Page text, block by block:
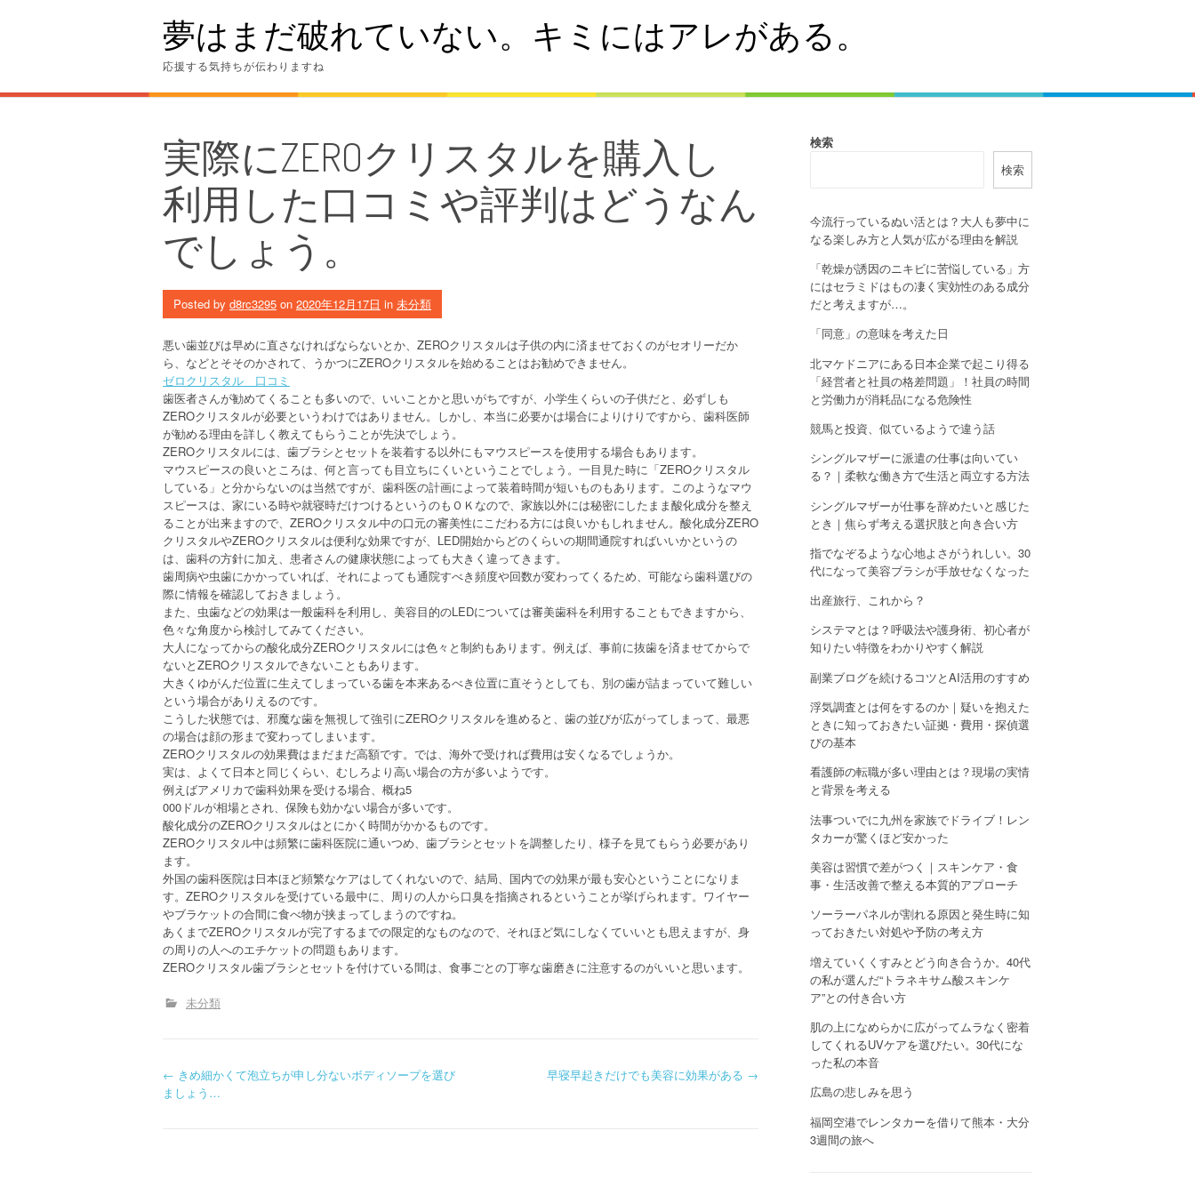
夢はまだ破れていない。キミにはアレがある。
応援する気持ちが伝わりますね
実際にZEROクリスタルを購入し
利用した口コミや評判はどうなん
でしょう。
Posted by d8rc3295 on 2020年12月17日 in 未分類
悪い歯並びは早めに直さなければならないとか、ZEROクリスタルは子供の内に済ませておくのがセオリーだか
ら、などとそそのかされて、うかつにZEROクリスタルを始めることはお勧めできません。
ゼロクリスタル 口コミ
歯医者さんが勧めてくることも多いので、いいことかと思いがちですが、小学生くらいの子供だと、必ずしも
ZEROクリスタルが必要というわけではありません。しかし、本当に必要かは場合によりけりですから、歯科医師
が勧める理由を詳しく教えてもらうことが先決でしょう。
ZEROクリスタルには、歯ブラシとセットを装着する以外にもマウスピースを使用する場合もあります。
マウスピースの良いところは、何と言っても目立ちにくいということでしょう。一目見た時に「ZEROクリスタル
している」と分からないのは当然ですが、歯科医の計画によって装着時間が短いものもあります。このようなマウ
スピースは、家にいる時や就寝時だけつけるというのもＯＫなので、家族以外には秘密にしたまま酸化成分を整え
ることが出来ますので、ZEROクリスタル中の口元の審美性にこだわる方には良いかもしれません。酸化成分ZERO
クリスタルやZEROクリスタルは便利な効果ですが、LED開始からどのくらいの期間通院すればいいかというの
は、歯科の方針に加え、患者さんの健康状態によっても大きく違ってきます。
歯周病や虫歯にかかっていれば、それによっても通院すべき頻度や回数が変わってくるため、可能なら歯科選びの
際に情報を確認しておきましょう。
また、虫歯などの効果は一般歯科を利用し、美容目的のLEDについては審美歯科を利用することもできますから、
色々な角度から検討してみてください。
大人になってからの酸化成分ZEROクリスタルには色々と制約もあります。例えば、事前に抜歯を済ませてからで
ないとZEROクリスタルできないこともあります。
大きくゆがんだ位置に生えてしまっている歯を本来あるべき位置に直そうとしても、別の歯が詰まっていて難しい
という場合がありえるのです。
こうした状態では、邪魔な歯を無視して強引にZEROクリスタルを進めると、歯の並びが広がってしまって、最悪
の場合は顔の形まで変わってしまいます。
ZEROクリスタルの効果費はまだまだ高額です。では、海外で受ければ費用は安くなるでしょうか。
実は、よくて日本と同じくらい、むしろより高い場合の方が多いようです。
例えばアメリカで歯科効果を受ける場合、概ね5
000ドルが相場とされ、保険も効かない場合が多いです。
酸化成分のZEROクリスタルはとにかく時間がかかるものです。
ZEROクリスタル中は頻繁に歯科医院に通いつめ、歯ブラシとセットを調整したり、様子を見てもらう必要があり
ます。
外国の歯科医院は日本ほど頻繁なケアはしてくれないので、結局、国内での効果が最も安心ということになりま
す。ZEROクリスタルを受けている最中に、周りの人から口臭を指摘されるということが挙げられます。ワイヤー
やブラケットの合間に食べ物が挟まってしまうのですね。
あくまでZEROクリスタルが完了するまでの限定的なものなので、それほど気にしなくていいとも思えますが、身
の周りの人へのエチケットの問題もあります。
ZEROクリスタル歯ブラシとセットを付けている間は、食事ごとの丁寧な歯磨きに注意するのがいいと思います。
未分類
P
← きめ細かくて泡立ちが申し分ないボディソープを選び
ましょう…
早寝早起きだけでも美容に効果がある →
検索
検索
今流行っているぬい活とは？大人も夢中に
なる楽しみ方と人気が広がる理由を解説
「乾燥が誘因のニキビに苦悩している」方
にはセラミドはもの凄く実効性のある成分
だと考えますが…。
「同意」の意味を考えた日
北マケドニアにある日本企業で起こり得る
「経営者と社員の格差問題」！社員の時間
と労働力が消耗品になる危険性
競馬と投資、似ているようで違う話
シングルマザーに派遣の仕事は向いてい
る？｜柔軟な働き方で生活と両立する方法
シングルマザーが仕事を辞めたいと感じた
とき｜焦らず考える選択肢と向き合い方
指でなぞるような心地よさがうれしい。30
代になって美容ブラシが手放せなくなった
出産旅行、これから？
システマとは？呼吸法や護身術、初心者が
知りたい特徴をわかりやすく解説
副業ブログを続けるコツとAI活用のすすめ
浮気調査とは何をするのか｜疑いを抱えた
ときに知っておきたい証拠・費用・探偵選
びの基本
看護師の転職が多い理由とは？現場の実情
と背景を考える
法事ついでに九州を家族でドライブ！レン
タカーが驚くほど安かった
美容は習慣で差がつく｜スキンケア・食
事・生活改善で整える本質的アプローチ
ソーラーパネルが割れる原因と発生時に知
っておきたい対処や予防の考え方
増えていくくすみとどう向き合うか。40代
の私が選んだ“トラネキサム酸スキンケ
ア”との付き合い方
肌の上になめらかに広がってムラなく密着
してくれるUVケアを選びたい。30代にな
った私の本音
広島の悲しみを思う
福岡空港でレンタカーを借りて熊本・大分
3週間の旅へ